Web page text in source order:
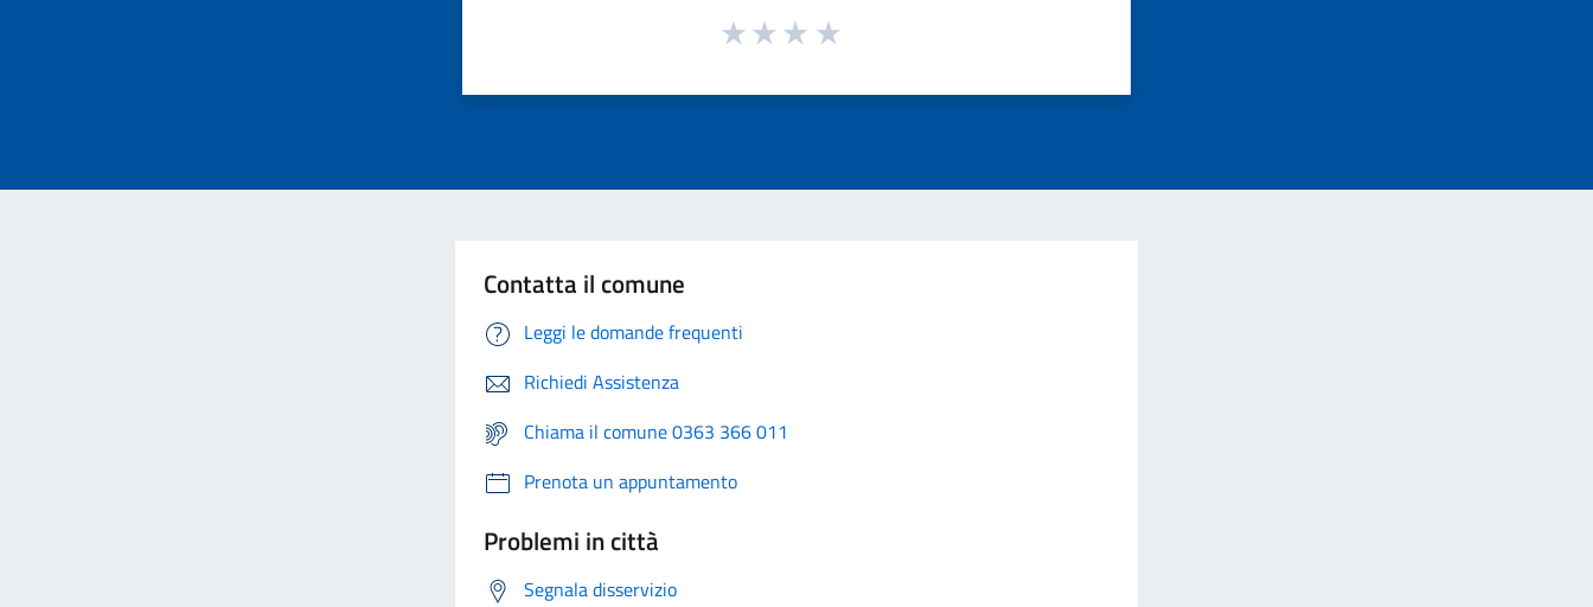
Contatta il comune
Leggi le domande frequenti
Richiedi Assistenza
Chiama il comune 0363 366 011
Prenota un appuntamento
Problemi in città
Segnala disservizio